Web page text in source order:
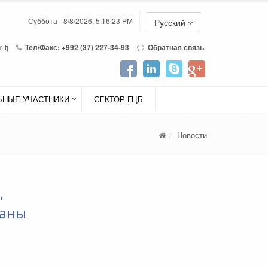
Суббота - 8/8/2026, 5:16:23 PM Русский
Тел/Факс: +992 (37) 227-34-93 Обратная связь
УЧАСТНИКИ СЕКТОР ГЦБ
Новости